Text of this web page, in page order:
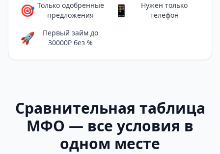
🎯 Только одобренные
предложения
📱
Нужен только
телефон
🚀
Первый займ до
30000₽ без %
Сравнительная таблица
МФО — все условия в
одном месте